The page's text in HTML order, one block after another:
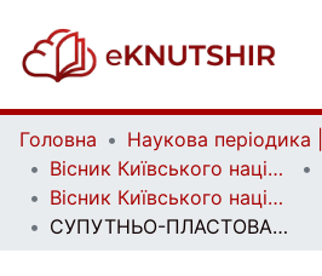
Головна
Вісник Київського національного університету імені Тараса Шевченка. Геологія | Visnyk of Taras Shevchenko National University of Kyiv. Geology
Вісник Київського національного університету імені Тараса Шевченка. Геологія. 4(75)
СУПУТНЬО-ПЛАСТОВА ВОДА НАФТОВИХ РОДОВИЩ ЯК ГІДРОМІНЕРАЛЬНА СИРОВИНА